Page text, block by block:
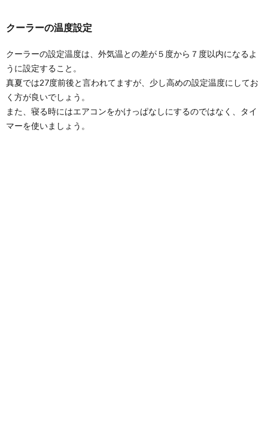
クーラーの温度設定
クーラーの設定温度は、外気温との差が５度から７度以内になるよ
うに設定すること。
真夏では27度前後と言われてますが、少し高めの設定温度にしてお
く方が良いでしょう。
また、寝る時にはエアコンをかけっぱなしにするのではなく、タイ
マーを使いましょう。